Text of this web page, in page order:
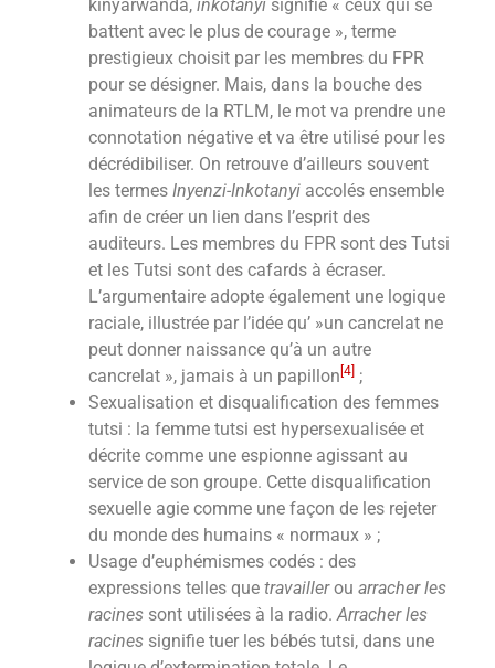
kinyarwanda, inkotanyi signifie « ceux qui se
battent avec le plus de courage », terme
prestigieux choisit par les membres du FPR
pour se désigner. Mais, dans la bouche des
animateurs de la RTLM, le mot va prendre une
connotation négative et va être utilisé pour les
décrédibiliser. On retrouve d’ailleurs souvent
les termes Inyenzi-Inkotanyi accolés ensemble
afin de créer un lien dans l’esprit des
auditeurs. Les membres du FPR sont des Tutsi
et les Tutsi sont des cafards à écraser.
L’argumentaire adopte également une logique
raciale, illustrée par l’idée qu’ »un cancrelat ne
peut donner naissance qu’à un autre
cancrelat », jamais à un papillon [4] ;
Sexualisation et disqualification des femmes
tutsi : la femme tutsi est hypersexualisée et
décrite comme une espionne agissant au
service de son groupe. Cette disqualification
sexuelle agie comme une façon de les rejeter
du monde des humains « normaux » ;
Usage d’euphémismes codés : des
expressions telles que travaillerou arracher les
racines sont utilisées à la radio. Arracher les
racines signifie tuer les bébés tutsi, dans une